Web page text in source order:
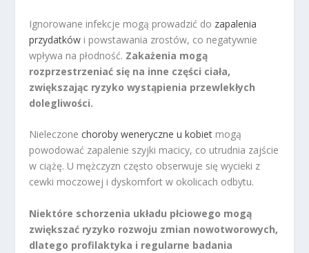
Ignorowane infekcje mogą prowadzić do zapalenia
przydatków i powstawania zrostów, co negatywnie
wpływa na płodność. Zakażenia mogą
rozprzestrzeniać się na inne części ciała,
zwiększając ryzyko wystąpienia przewlekłych
dolegliwości.
Nieleczonechoroby weneryczne u kobiet mogą
powodować zapalenie szyjki macicy, co utrudnia zajście
w ciążę. U mężczyzn często obserwuje się wycieki z
cewki moczowej i dyskomfort w okolicach odbytu.
Niektóre schorzenia układu płciowego mogą
zwiększać ryzyko rozwoju zmian nowotworowych,
dlatego profilaktyka i regularne badania